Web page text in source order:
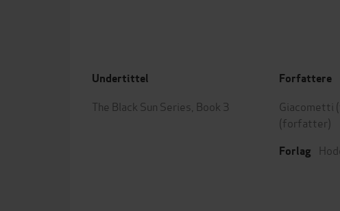
Undertittel
The Black Sun Series, Book 3
Forfattere
Giacometti
(forfatter)
Forlag